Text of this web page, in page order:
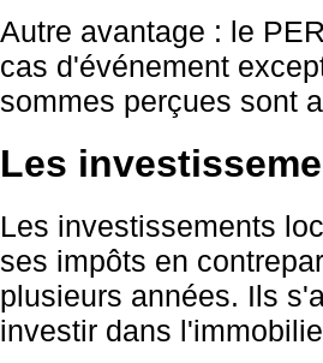
Autre avantage : le
cas d'événement
sommes perçues sont
Les
Les investissements
ses impôts en
plusieurs années. Ils
investir dans